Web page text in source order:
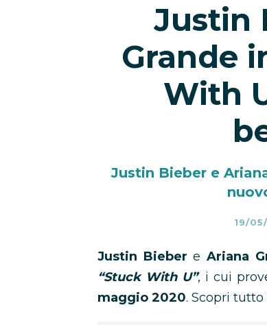
Justin
Grande
With
Justin Bieber e
19/
Justin Bieber e Ariana
“Stuck With U”, i cui
maggio 2020. Scopri